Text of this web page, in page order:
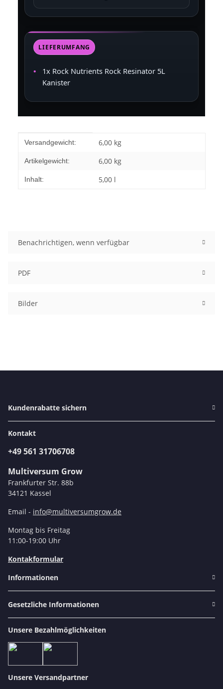
LIEFERUMFANG
1x Rock Nutrients Rock Resinator 5L
Kanister
Produkteigenschaft
Wert
Versandgewicht: 6,00 kg
Artikelgewicht: 6,00 kg
Inhalt: 5,00 l
Benachrichtigen, wenn verfügbar
PDF
Bilder
Kundenrabatte sichern
Kontakt
+49 561 31706708
Multiversum Grow
Frankfurter Str. 88b
34121 Kassel
Email - info@multiversumgrow.de
Montag bis Freitag
11:00-19:00 Uhr
Kontakformular
Informationen
Gesetzliche Informationen
Unsere Bezahlmöglichkeiten
Unsere Versandpartner